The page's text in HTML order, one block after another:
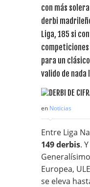
con más
derbi
Liga, 185 si
para un
valido de
en Noticias
Entre Liga
149 derbis.
Europea,
se eleva